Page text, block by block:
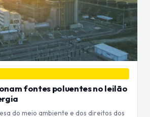
fontes poluentes no leilão
do meio ambiente e dos direitos dos